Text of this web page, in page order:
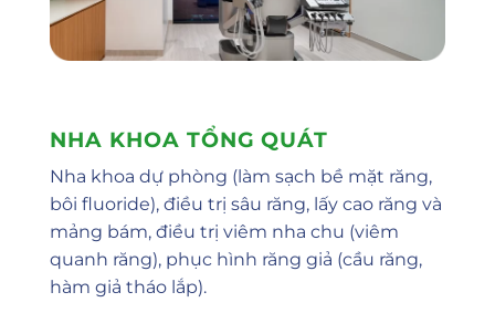
NHA KHOA TỔNG QUÁT
Nha khoa dự phòng (làm sạch bề mặt răng,
bôi fluoride), điều trị sâu răng, lấy cao răng và
mảng bám, điều trị viêm nha chu (viêm
quanh răng), phục hình răng giả (cầu răng,
hàm giả tháo lắp).
DỊCH VỤ Y TẾ VÀ KHÁM SỨC KHỎE
KHÁM RĂNG HÀM MẶT
Họ & Tên
Tên(furigana)
Địa chỉ Email